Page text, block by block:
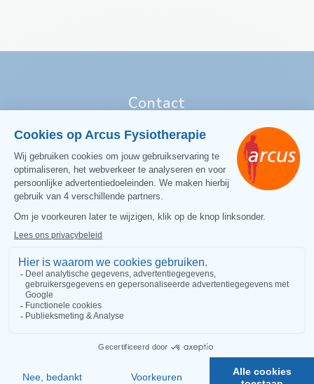
Contact
Direct contact:
T:
0575 51 76 77
E: info@arcusfysiotherapie.nl
Volg ons
Arcus Sportfysiotherapie